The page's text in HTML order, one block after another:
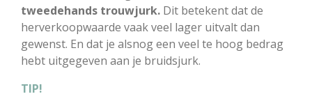
tweedehands trouwjurk. Dit betekent dat de
herverkoopwaarde vaak veel lager uitvalt dan
gewenst. En dat je alsnog een veel te hoog bedrag
hebt uitgegeven aan je bruidsjurk.
TIP!